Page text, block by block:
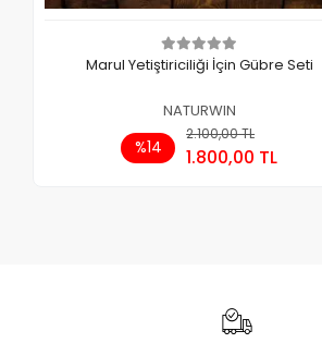
Marul Yetiştiriciliği İçin Gübre Seti
NATURWIN
%14
2.100,00 TL
1.800,00 TL
Sepete Ekle